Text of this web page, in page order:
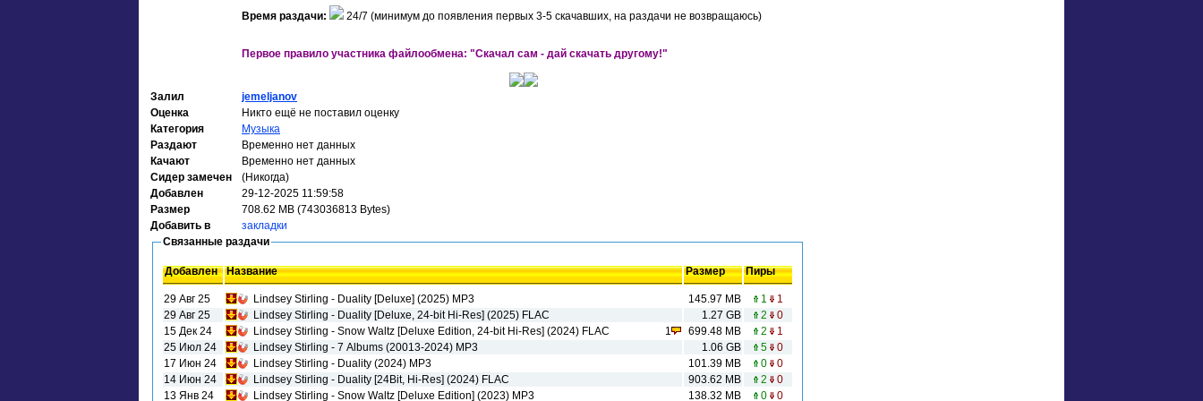
Время раздачи: 24/7 (минимум до появления первых 3-5 скачавших, на раздачи не возвращаюсь)
Первое правило участника файлообмена: "Скачал сам - дай скачать другому!"
Залил
jemeljanov
Оценка
Никто ещё не поставил оценку
Категория
Музыка
Раздают
Временно нет данных
Качают
Временно нет данных
Сидер замечен
(Никогда)
Добавлен
29-12-2025 11:59:58
Размер
708.62 MB (743036813 Bytes)
Добавить в
закладки
Связанные раздачи
Добавлен Название Размер Пиры
29 Авг 25 Lindsey Stirling - Duality [Deluxe] (2025) MP3 145.97 MB 1
1
29 Авг 25
Lindsey Stirling - Duality [Deluxe, 24-bit Hi-Res] (2025) FLAC 1.27 GB 2
0
15 Дек 24
Lindsey Stirling - Snow Waltz [Deluxe Edition, 24-bit Hi-Res] (2024) FLAC 1 699.48 MB 2
1
25 Июл 24
Lindsey Stirling - 7 Albums (20013-2024) MP3 1.06 GB 5 0
17 Июн 24
Lindsey Stirling - Duality (2024) MP3 101.39 MB 0 0
14 Июн 24
Lindsey Stirling - Duality [24Bit, Hi-Res] (2024) FLAC 903.62 MB 2
0
13 Янв 24
Lindsey Stirling - Snow Waltz [Deluxe Edition] (2023) MP3 138.32 MB 0 0